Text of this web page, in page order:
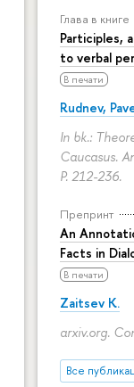
Глава в книге
Participles,
to verbal
В печати
Rudnev,
In bk.:
Caucasus.
P. 212-236.
Препринт
An
Facts in
В печати
Zaitsev K.
arxiv.org.
Все